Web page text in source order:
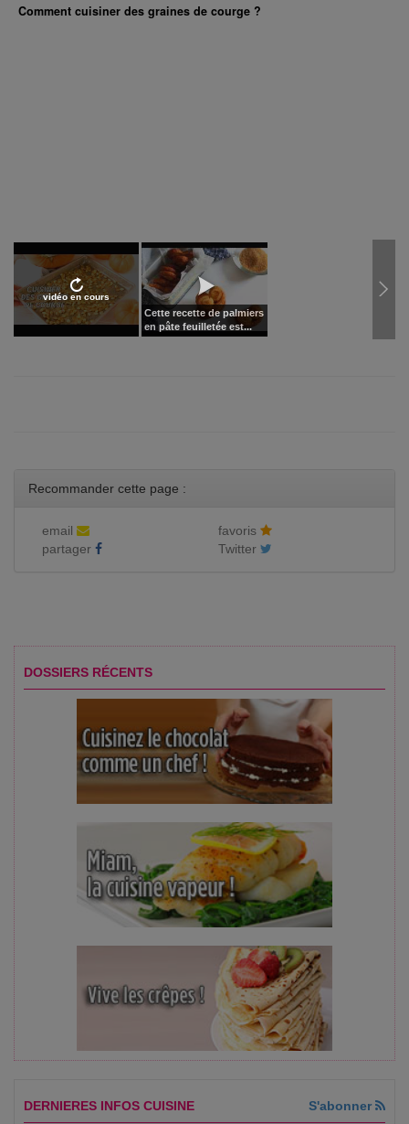
Comment cuisiner des graines de courge ?
vidéo en cours
Cette recette de palmiers
en pâte feuilletée est...
Recommander cette page :
email
favoris
partager
Twitter
DOSSIERS RÉCENTS
DERNIERES INFOS CUISINE S'abonner